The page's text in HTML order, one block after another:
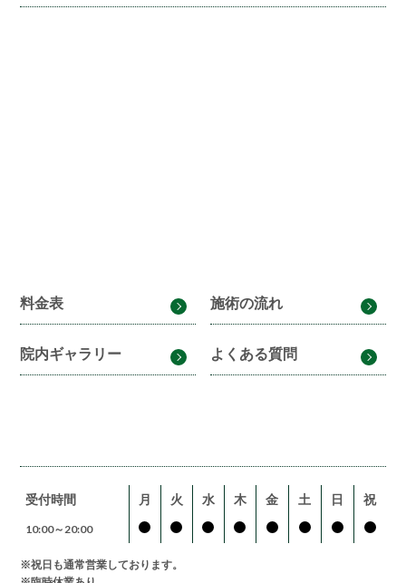
料金表 施術の流れ
院内ギャラリー よくある質問
受付時間 月 火 水 木 金 土 日 祝
10:00～20:00
※祝日も通常営業しております。